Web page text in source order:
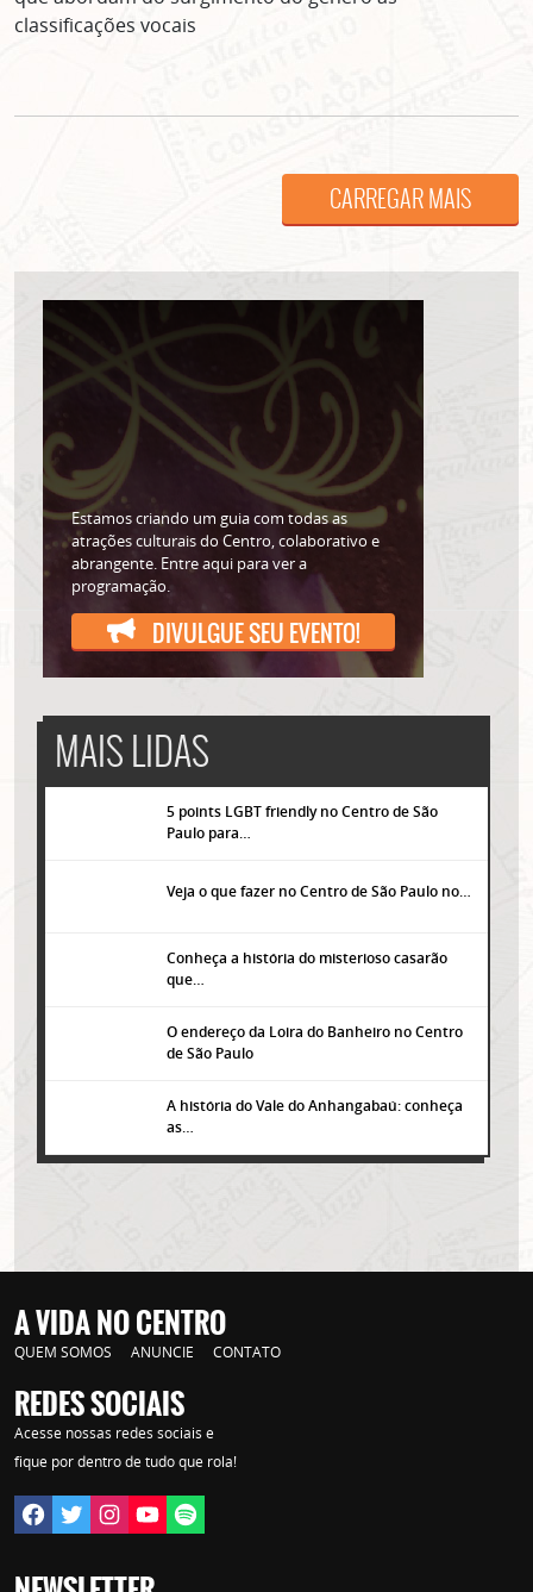
classificações vocais
CARREGAR MAIS
Estamos criando um guia com todas as
atrações culturais do Centro, colaborativo e
abrangente. Entre aqui para ver a
programação.
DIVULGUE SEU EVENTO!
MAIS LIDAS
5 points LGBT friendly no Centro de São
Paulo para…
Veja o que fazer no Centro de São Paulo no…
Conheça a história do misterioso casarão
que…
O endereço da Loira do Banheiro no Centro
de São Paulo
A história do Vale do Anhangabaú: conheça
as…
A VIDA NO CENTRO
QUEM SOMOS ANUNCIE CONTATO
REDES SOCIAIS
Acesse nossas redes sociais e
fique por dentro de tudo que rola!
ASSINE GRATUITAMENTE
NOSSA NEWSLETTER!
Clique no botão abaixo para receber notícias sobre o
centro de São Paulo no seu email.
CLIQUE AQUI
não mostrar mais esse popup
Lorem ipsum dolor sit amet, consectetur adipisicing elit. Autem assumenda
labore quia nobis nihil tempora praesentium distinctio, id, quibusdam est.